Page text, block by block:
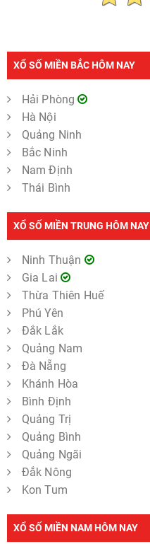
XỔ SỐ MIỀN BẮC HÔM NAY
Hải Phòng
Hà Nội
Quảng Ninh
Bắc Ninh
Nam Định
Thái Bình
XỔ SỐ MIỀN TRUNG HÔM NAY
Ninh Thuận
Gia Lai
Thừa Thiên Huế
Phú Yên
Đắk Lắk
Quảng Nam
Đà Nẵng
Khánh Hòa
Bình Định
Quảng Trị
Quảng Bình
Quảng Ngãi
Đắk Nông
Kon Tum
XỔ SỐ MIỀN NAM HÔM NAY